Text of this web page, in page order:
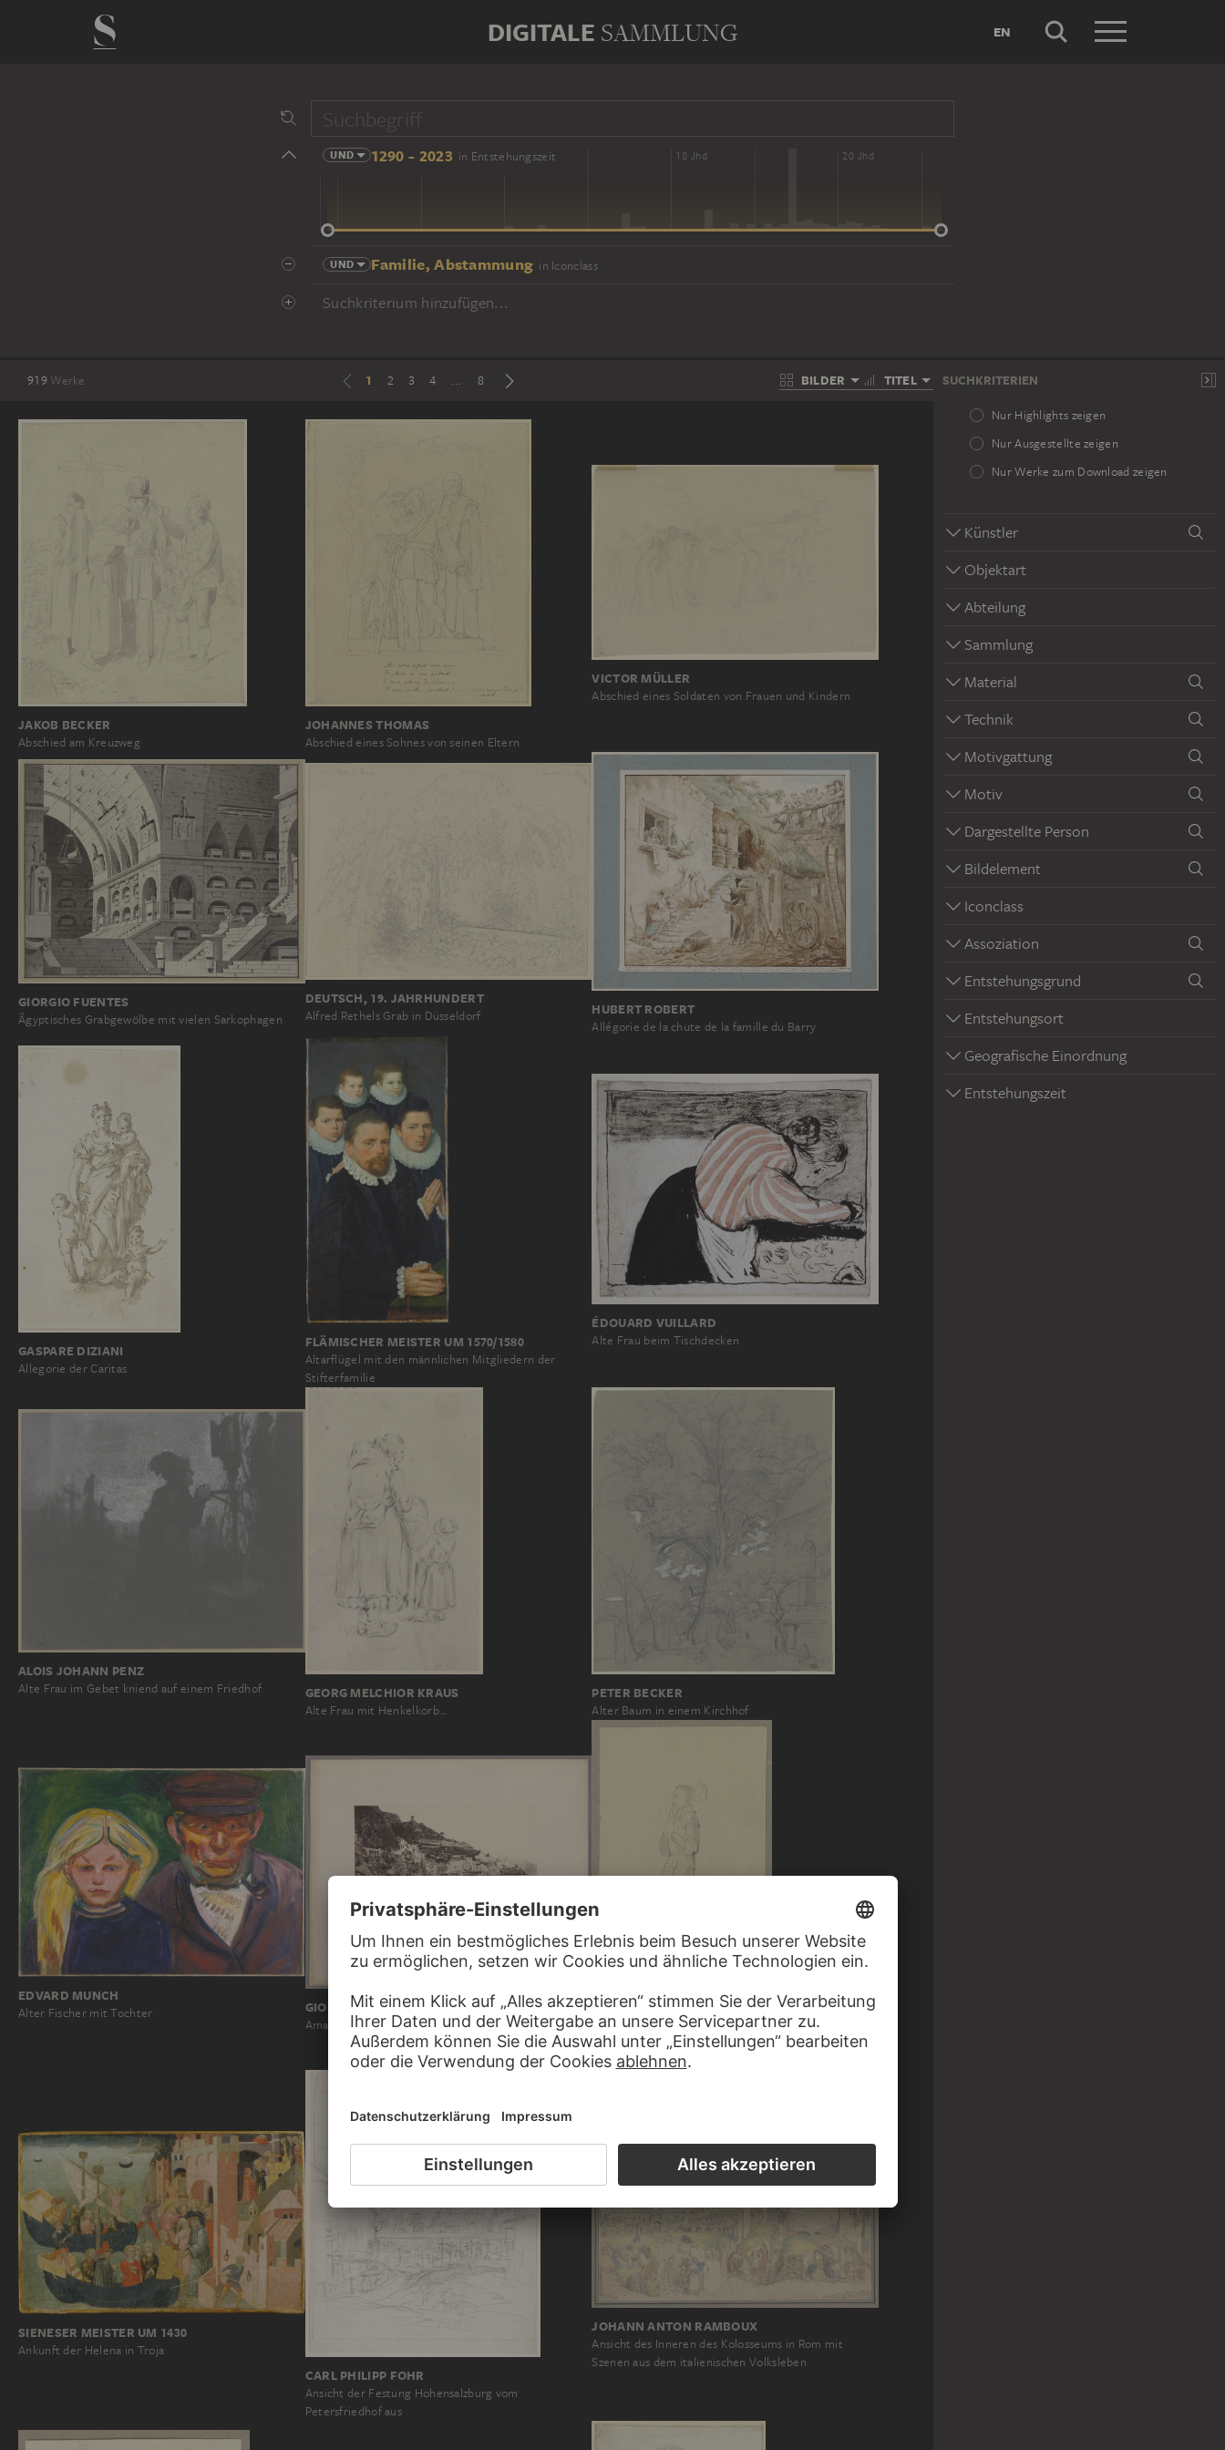
DIGITALE SAMMLUNG EN
UND 1290 - 2023 in Entstehungszeit
14 Jhd 16 Jhd 18 Jhd 20 Jhd
UND Familie, Abstammung in Iconclass
Suchkriterium hinzufügen...
919Werke 1 2 3 4 ... 8 BILDER TITEL SUCHKRITERIEN
Nur Highlights zeigen
Nur Ausgestellte zeigen
Nur Werke zum Download zeigen
Künstler
Objektart
Abteilung
Sammlung
Material
Technik
Motivgattung
Motiv
Dargestellte Person
Bildelement
Iconclass
Assoziation
Entstehungsgrund
Entstehungsort
Geografische Einordnung
Entstehungszeit
JAKOB BECKER
Abschied am Kreuzweg
JOHANNES THOMAS
Abschied eines Sohnes von seinen Eltern
VICTOR MÜLLER
Abschied eines Soldaten von Frauen und Kindern
GIORGIO FUENTES
Ägyptisches Grabgewölbe mit vielen Sarkophagen
DEUTSCH, 19. JAHRHUNDERT
Alfred Rethels Grab in Düsseldorf HUBERT ROBERT
Allégorie de la chute de la famille du Barry
GASPARE DIZIANI
Allegorie der Caritas
FLÄMISCHER MEISTER UM 1570/1580
Altarflügel mit den männlichen Mitgliedern der
Stifterfamilie
ÉDOUARD VUILLARD
Alte Frau beim Tischdecken
ALOIS JOHANN PENZ
Alte Frau im Gebet kniend auf einem Friedhof GEORG MELCHIOR KRAUS
Alte Frau mit Henkelkorb…
PETER BECKER
Alter Baum in einem Kirchhof
EDVARD MUNCH
Alter Fischer mit Tochter GIORGIO SOMMER
Amalfi: Blick von der Küste CARL THEODOR REIFFENSTEIN
Andreas Herbers Epitaph des Herren Georg von
Schwertzell in der Pfarrkirche in Willingshausen
SIENESER MEISTER UM 1430
Ankunft der Helena in Troja
CARL PHILIPP FOHR
Ansicht der Festung Hohensalzburg vom
Petersfriedhof aus
JOHANN ANTON RAMBOUX
Ansicht des Inneren des Kolosseums in Rom mit
Szenen aus dem italienischen Volksleben